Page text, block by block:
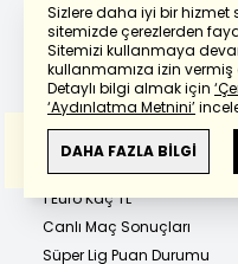
Sizlere daha iyi bir hizmet
sitemizde çerezlerden
Sitemizi kullanmaya
kullanmamıza izin vermiş
Detaylı bilgi almak için
‘Aydınlatma Metnini’
DAHA FAZLA BİLGİ
Çeyrek Altın
Yarım Altın
Ata Altın
Cumhuriyet Altını
22 Ayar Bilezik
1 Dolar Kaç TL
1 Euro Kaç TL
Canlı Maç Sonuçları
Süper Lig Puan Durumu
Powered by
Bu çevirideGoogle
Anlam ve çeviri hatalarından
sorumlu